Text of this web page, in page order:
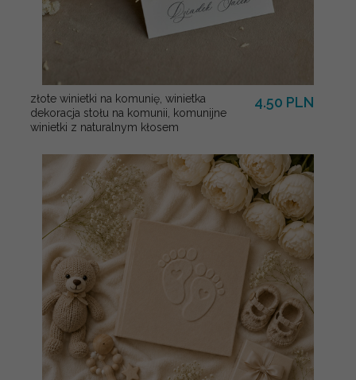
złote winietki na komunię, winietka
dekoracja stołu na komunii, komunijne
winietki z naturalnym kłosem
4.50 PLN